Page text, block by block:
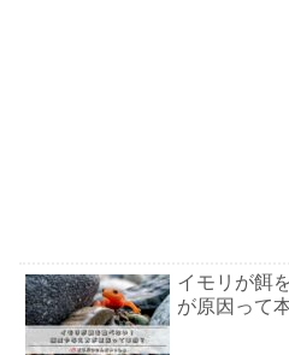
イモリが餌
が原因って